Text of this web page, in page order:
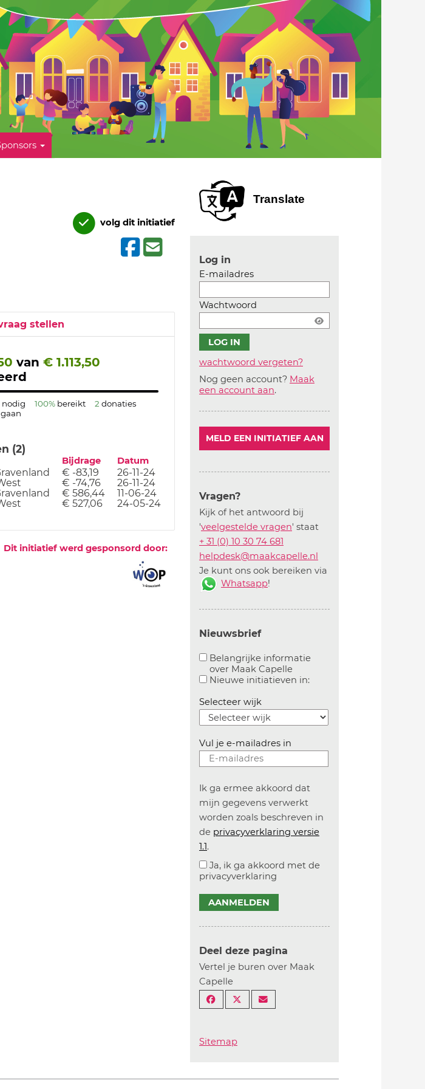
volg dit initiatief
stellen
van € 1.113,50
nodig 100% bereikt 2 donaties
(2)
Bijdrage Datum
€ -83,19
26-11-24
€ -74,76
26-11-24
€ 586,44
11-06-24
€ 527,06 24-05-24
Dit initiatief werd gesponsord door:
Translate
Log in
E-mailadres
Wachtwoord
wachtwoord vergeten?
Nog geen account? Maak
een account aan.
MELD EEN INITIATIEF AAN
Vragen?
Kijk of het antwoord bij
'veelgestelde vragen' staat
+ 31 (0) 10 30 74 681
helpdesk@maakcapelle.nl
Je kunt ons ook bereiken via
Whatsapp!
Nieuwsbrief
Belangrijke informatie
over Maak Capelle
Aanvinken om belangrijke informatie over
Nieuwe initiatieven in:Aanvinken om
Selecteer wijk
Vul je e-mailadres in
Ik ga ermee akkoord dat
mijn gegevens verwerkt
worden zoals beschreven in
de privacyverklaring versie
1.1.
Ja, ik ga akkoord met de
privacyverklaring
AANMELDEN
Deel deze pagina
Vertel je buren over Maak
Capelle
Sitemap